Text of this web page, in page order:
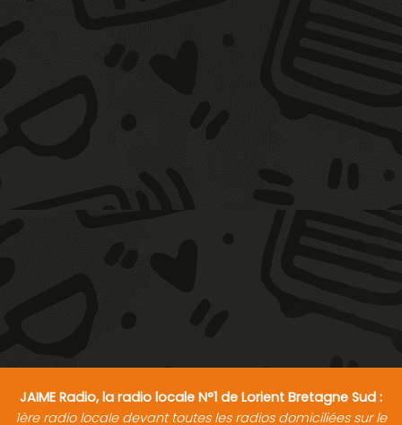
JAIME Radio, la radio locale N°1 de Lorient Bretagne Sud :
1ère radio locale devant toutes les radios domiciliées sur le